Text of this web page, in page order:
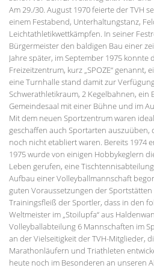
Am 29./30. August 1970 feierte der TVH
einem Festabend, Unterhaltungstanz,
Leichtathletikwettkämpfen. In seiner
Bürgermeister den baldigen Bau einer
Jahre später, im September 1975 konnte
Freizeitzentrum, kurz „SPOZE“ genannt,
eine Turnhalle stand damit zur
Schwerathletikraum, 2 Kegelbahnen, ein
Gemeindesaal mit einer Bühne und im
Mit dem neuen Sportzentrum waren
geschaffen auch Sportarten auszuüben,
noch nicht etabliert waren. Bereits 1974
1975 wurde von einigen Hobbykeglern
Leben gerufen, eine
Aufbau einer Volleyballmannschaft
guten Voraussetzungen der
Trainingsfleiß der Sportler, dass in den
Weltmeister im „Stoilupfa“ aus
Volleyballabteilung 6 Mannschaften im
an der Vielseitigkeit der TVH-Mitglieder,
Marathonläufern und Triathleten
heute noch im Besonderen an unseren